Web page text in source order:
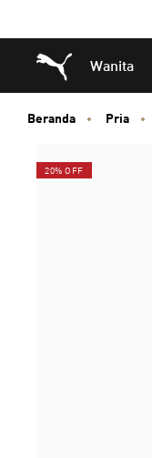
Puma Beranda
Wanita
Beranda Pria
20% OFF